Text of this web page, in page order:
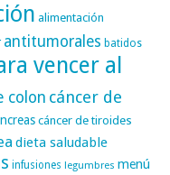
alimentación
antitumorales batidos
vencer al
colon cáncer de
cáncer de tiroides
dieta saludable
infusiones legumbres menú